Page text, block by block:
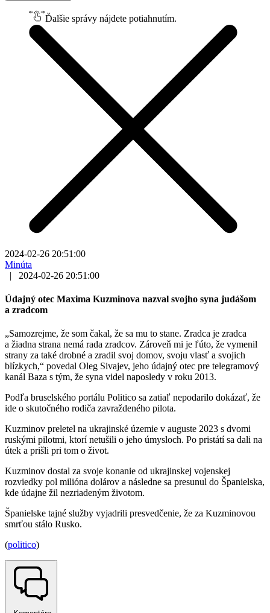
Ďalšie správy nájdete potiahnutím.
2024-02-26 20:51:00
Minúta
|
2024-02-26 20:51:00
Údajný otec Maxima Kuzminova nazval svojho syna judášom
a zradcom
„Samozrejme, že som čakal, že sa mu to stane. Zradca je zradca
a žiadna strana nemá rada zradcov. Zároveň mi je ľúto, že vymenil
strany za také drobné a zradil svoj domov, svoju vlasť a svojich
blízkych,“ povedal Oleg Sivajev, jeho údajný otec pre telegramový
kanál Baza s tým, že syna videl naposledy v roku 2013.
Podľa bruselského portálu Politico sa zatiaľ nepodarilo dokázať, že
ide o skutočného rodiča zavraždeného pilota.
Kuzminov preletel na ukrajinské územie v auguste 2023 s dvomi
ruskými pilotmi, ktorí netušili o jeho úmysloch. Po pristátí sa dali na
útek a prišli pri tom o život.
Kuzminov dostal za svoje konanie od ukrajinskej vojenskej
rozviedky pol milióna dolárov a následne sa presunul do Španielska,
kde údajne žil nezriadeným životom.
Španielske tajné služby vyjadrili presvedčenie, že za Kuzminovou
smrťou stálo Rusko.
(politico)